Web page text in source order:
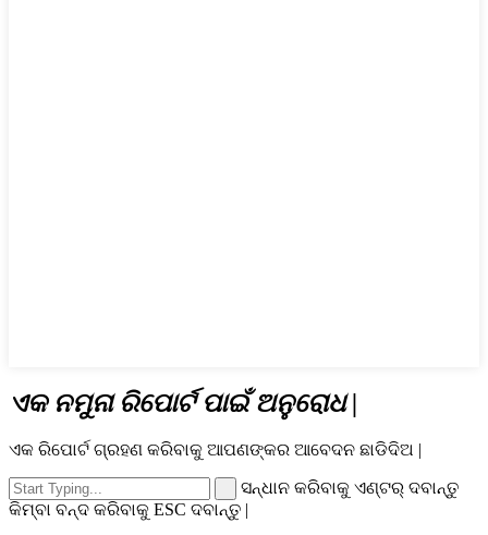
ଏକ ନମୁନା ରିପୋର୍ଟ ପାଇଁ ଅନୁରୋଧ |
ଏକ ରିପୋର୍ଟ ଗ୍ରହଣ କରିବାକୁ ଆପଣଙ୍କର ଆବେଦନ ଛାଡିଦିଅ |
ସନ୍ଧାନ କରିବାକୁ ଏଣ୍ଟର୍ ଦବାନ୍ତୁ
କିମ୍ବା ବନ୍ଦ କରିବାକୁ ESC ଦବାନ୍ତୁ |